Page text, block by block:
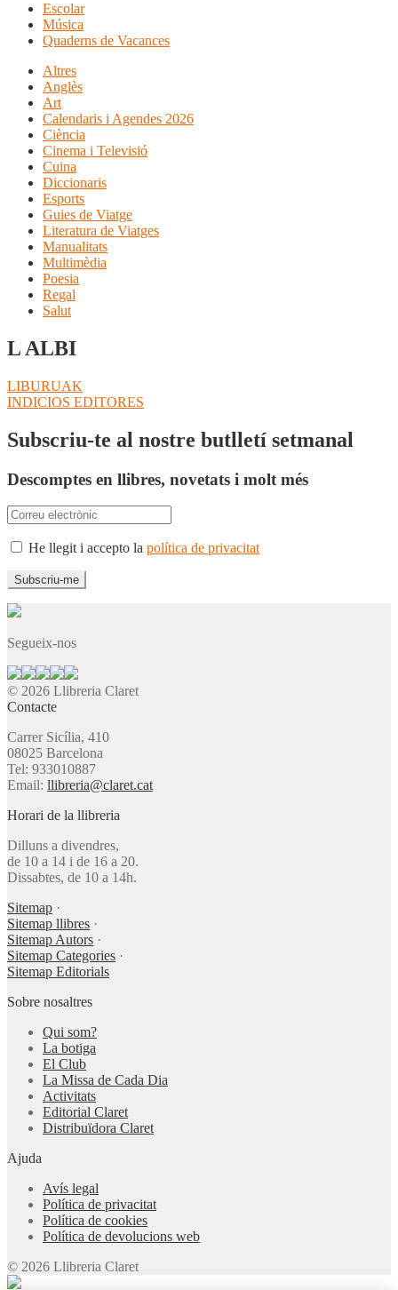
Escolar
Música
Quaderns de Vacances
Altres
Anglès
Art
Calendaris i Agendes 2026
Ciència
Cinema i Televisió
Cuina
Diccionaris
Esports
Guies de Viatge
Literatura de Viatges
Manualitats
Multimèdia
Poesia
Regal
Salut
L ALBI
Navegació
d'entrades
Entrada
anterior:
LIBURUAK
Pròxima
INDICIOS EDITORES
Subscriu-te al nostre butlletí setmanal
Descomptes en llibres, novetats i molt més
He llegit i accepto la política de privacitat
Segueix-nos
© 2026 Llibreria Claret
Contacte
Carrer Sicília, 410
08025 Barcelona
Tel: 933010887
Email: llibreria@claret.cat
Horari de la llibreria
Dilluns a divendres,
de 10 a 14 i de 16 a 20.
Dissabtes, de 10 a 14h.
Sitemap ·
Sitemap llibres ·
Sitemap Autors ·
Sitemap Categories ·
Sitemap Editorials
Sobre nosaltres
Qui som?
La botiga
El Club
La Missa de Cada Dia
Activitats
Editorial Claret
Distribuïdora Claret
Ajuda
Avís legal
Política de privacitat
Política de cookies
Política de devolucions web
© 2026 Llibreria Claret